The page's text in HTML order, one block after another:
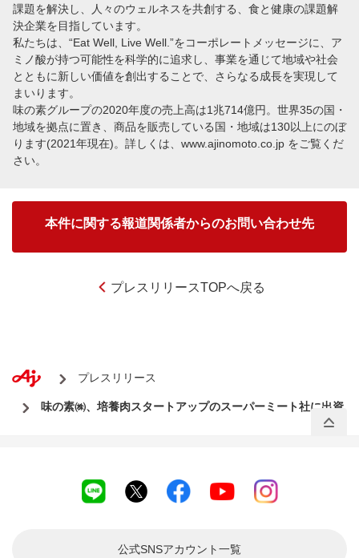
課題を解決し、人々のウェルネスを共創する、食と健康の課題解
決企業を目指しています。
私たちは、“Eat Well, Live Well.”をコーポレートメッセージに、ア
ミノ酸が持つ可能性を科学的に追求し、事業を通じて地域や社会
とともに新しい価値を創出することで、さらなる成長を実現して
まいります。
味の素グループの2020年度の売上高は1兆714億円。世界35の国・
地域を拠点に置き、商品を販売している国・地域は130以上にのぼ
ります(2021年現在)。詳しくは、 www.ajinomoto.co.jp をご覧くだ
さい。
本件に関する報道関係者からのお問い合わせ先
プレスリリースTOPへ戻る
プレスリリース
味の素㈱、培養肉スタートアップのスーパーミート社に出資
公式SNSアカウント一覧